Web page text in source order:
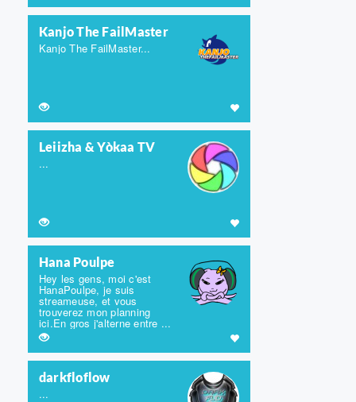
Kanjo The FailMaster
Kanjo The FailMaster...
Leiizha & Yòkaa TV
...
Hana Poulpe
Hey les gens, moi c'est
HanaPoulpe, je suis
streameuse, et vous
trouverez mon planning
ici.En gros j'alterne entre ...
darkfloflow
...